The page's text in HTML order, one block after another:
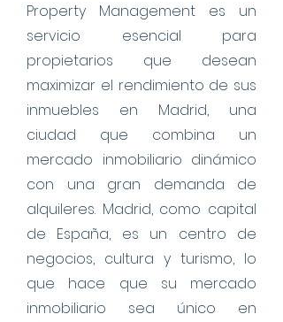
Property Management es un
servicio esencial para
propietarios que desean
maximizar el rendimiento de sus
inmuebles en Madrid, una
ciudad que combina un
mercado inmobiliario dinámico
con una gran demanda de
alquileres. Madrid, como capital
de España, es un centro de
negocios, cultura y turismo, lo
que hace que su mercado
inmobiliario sea único en